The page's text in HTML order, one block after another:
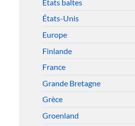
Etats baltes
États-Unis
Europe
Finlande
France
Grande Bretagne
Grèce
Groenland